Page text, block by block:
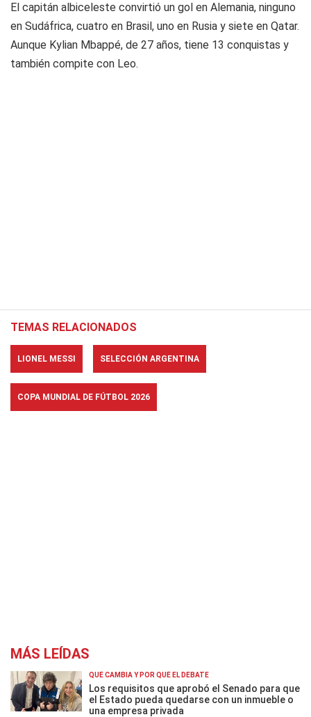
El capitán albiceleste convirtió un gol en Alemania, ninguno
en Sudáfrica, cuatro en Brasil, uno en Rusia y siete en Qatar.
Aunque Kylian Mbappé, de 27 años, tiene 13 conquistas y
también compite con Leo.
TEMAS RELACIONADOS
LIONEL MESSI SELECCIÓN ARGENTINA
COPA MUNDIAL DE FÚTBOL 2026
MÁS LEÍDAS
QUÉ CAMBIA Y POR QUÉ EL DEBATE
Los requisitos que aprobó el Senado para que
el Estado pueda quedarse con un inmueble o
una empresa privada